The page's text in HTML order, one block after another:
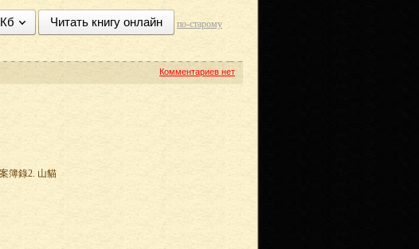
Читать книгу онлайн по-старому
Комментариев нет
簿錄2. 山貓